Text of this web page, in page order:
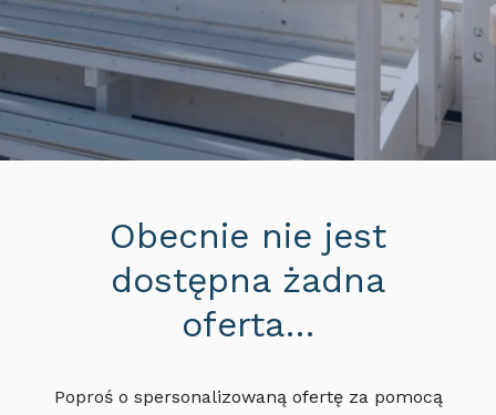
Obecnie nie jest
dostępna żadna
oferta…
Poproś o spersonalizowaną ofertę za pomocą